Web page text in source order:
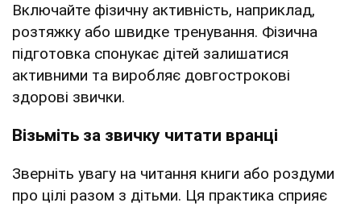
Включайте фізичну активність, наприклад,
розтяжку або швидке тренування. Фізична
підготовка спонукає дітей залишатися
активними та виробляє довгострокові
здорові звички.
Візьміть за звичку читати вранці
Зверніть увагу на читання книги або роздуми
про цілі разом з дітьми. Ця практика сприяє